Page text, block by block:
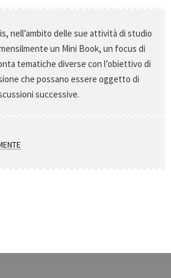
nell’ambito delle sue attività di studio
un Mini Book, un focus di
tematiche diverse con l’obiettivo di
che possano essere oggetto di
successive.